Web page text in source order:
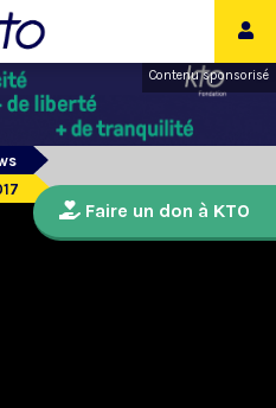
Contenu sponsorisé
Faire un don à KTO